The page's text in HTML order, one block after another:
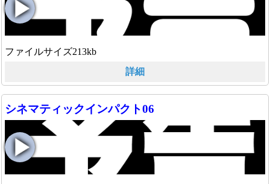
ファイルサイズ213kb
詳細
シネマティックインパクト06